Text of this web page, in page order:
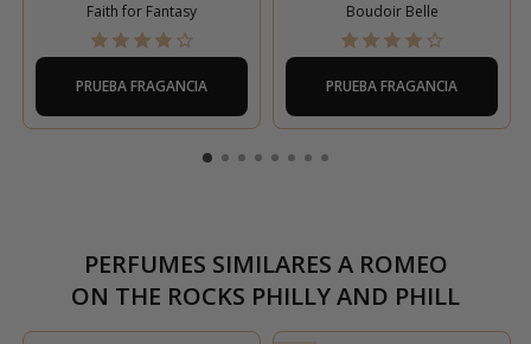
Faith for Fantasy
PRUEBA FRAGANCIA
Boudoir Belle
PRUEBA FRAGANCIA
PERFUMES SIMILARES AROMEO
ON THE ROCKS PHILLY AND PHILL